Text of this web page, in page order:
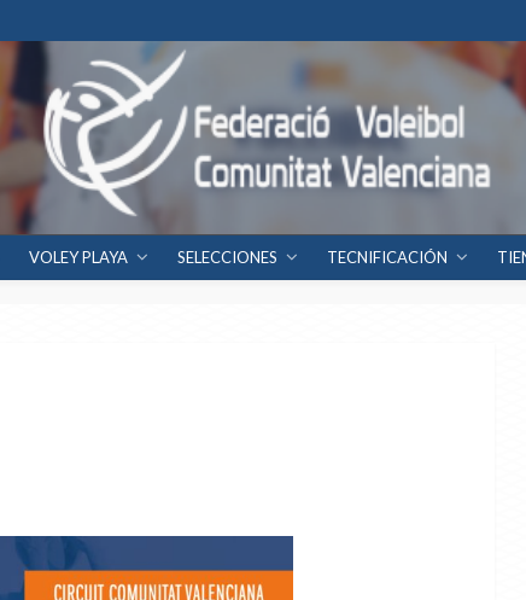
VOLEY PLAYA SELECCIONES TECNIFICACIÓN